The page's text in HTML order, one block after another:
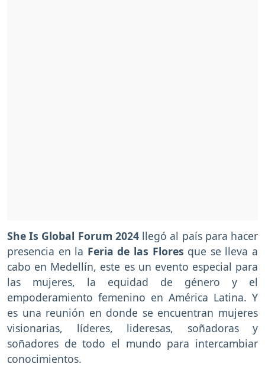
She Is Global Forum 2024llegó al país para hacer
presencia en la Feria de las Flores que se lleva a
cabo en Medellín, este es un evento especial para
las mujeres, la equidad de género y el
empoderamiento femenino en América Latina. Y
es una reunión en donde se encuentran mujeres
visionarias, líderes, lideresas, soñadoras y
soñadores de todo el mundo para intercambiar
conocimientos.